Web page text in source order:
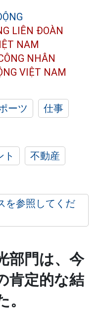
LIÊN ĐOÀN
NAM
NHÂN
VIỆT NAM
ーツ
仕事
ト
不動産
を参照してくだ
部門は、今
肯定的な結